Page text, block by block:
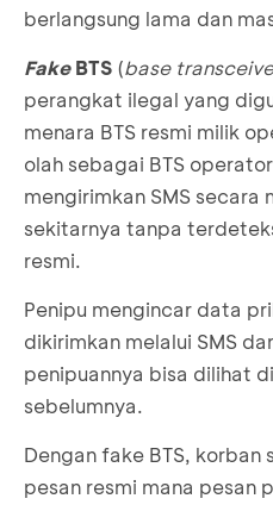
berlangsung lama dan
FakeBTS (base
perangkat ilegal yang
menara BTS resmi milik
olah sebagai BTS
mengirimkan SMS secara
sekitarnya tanpa
resmi.
Penipu mengincar data
dikirimkan melalui SMS
penipuannya bisa dilihat di
sebelumnya.
Dengan fake BTS, korban
pesan resmi mana pesan